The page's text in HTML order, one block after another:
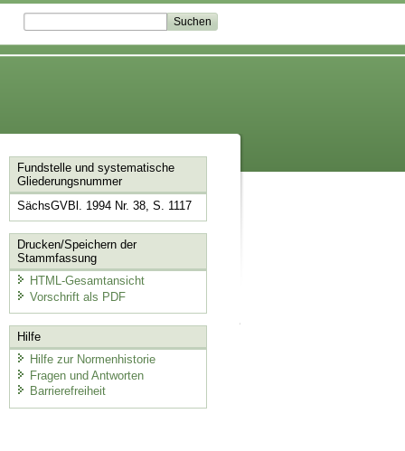
Fundstelle und systematische
Gliederungsnummer
SächsGVBl. 1994 Nr. 38, S. 1117
Drucken/Speichern der
Stammfassung
HTML-Gesamtansicht
Vorschrift als PDF
Hilfe
Hilfe zur Normenhistorie
Fragen und Antworten
Barrierefreiheit